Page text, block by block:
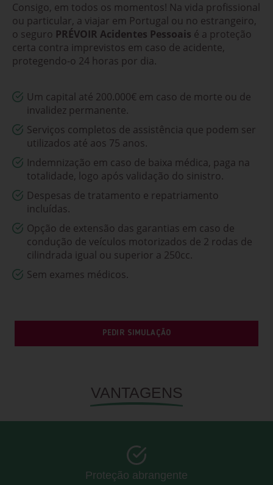
PESQUISAR
Consigo, em todos os momentos! Na vida profissional
ou particular, a viajar em Portugal ou no estrangeiro,
o seguro PRÉVOIR Acidentes Pessoais é a proteção
certa contra imprevistos em caso de acidente,
protegendo-o 24 horas por dia.
Um capital até 200.000€ em caso de morte ou de
invalidez permanente.
Serviços completos de assistência que podem ser
utilizados até aos 75 anos.
Indemnização em caso de baixa médica, paga na
totalidade, logo após validação do sinistro.
Despesas de tratamento e repatriamento
incluídas.
Opção de extensão das garantias em caso de
condução de veículos motorizados de 2 rodas de
cilindrada igual ou superior a 250cc.
Sem exames médicos.
PEDIR SIMULAÇÃO
VANTAGENS
Proteção abrangente